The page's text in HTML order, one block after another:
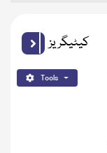
کیٹیگریز
Tools